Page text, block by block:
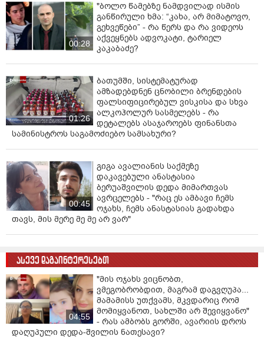
00:28
"ბოლო წამებზე ნამდვილად ისმის
განწირული ხმა: “კახა, არ მიმატოვო,
გეხვეწები” - რა წერს და რა ვიდეოს
აქვეყნებს ადვოკატი, ტარიელ
კაკაბაძე?
01:26
ბათუმში, სისტემატურად
ამზადებდნენ ცნობილი ბრენდების
ფალსიფიცირებულ ვისკისა და სხვა
ალკოჰოლურ სასმელებს - რა
დეტალებს ასაჯაროებს ფინანსთა
სამინისტროს საგამოძიებო სამსახური?
00:45
გიგა ავალიანის საქმეზე
დაკავებული ანასტასია
ბერუაშვილის დედა მიმართვას
ავრცელებს - "რაც ეს ამბავი ჩემს
ოჯახს, ჩემს ანასტასიას გადახდა
თავს, მის მერე მე მე არ ვარ"
ასევე დაგაინტერესებთ
04:55
"მის ოჯახს ვიცნობთ,
ვმეგობრობდით, მაგრამ დაგვღუპა...
მამამისს უთქვამს, მკვდარიც რომ
მომიყვანოთ, სახლში არ შევიყვანო"
- რას ამბობს გორში, ავარიის დროს
დაღუპული დედა-შვილის ნათესავი?